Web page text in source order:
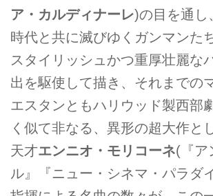
ア・カルディナーレ)の目を通し
時代と共に滅びゆくガンマンた
スタイリッシュかつ重厚壮麗な
出を駆使して描き、それまでの
エスタンともハリウッド製西部
く似て非なる、異形の超大作と
天才エンニオ・モリコーネ(『ア
ル』『ニュー・シネマ・パラダ